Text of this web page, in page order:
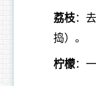
荔枝：
捣）。
柠檬：